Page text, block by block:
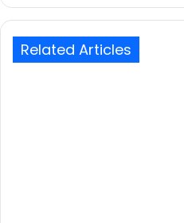
Related Articles